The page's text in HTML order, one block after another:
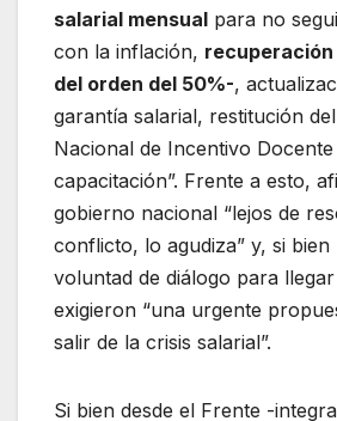
salarial mensual para no
con la inflación, recuperación
del orden del 50%-,
garantía salarial, restitución
Nacional de Incentivo
capacitación”. Frente a esto,
gobierno nacional “lejos de
conflicto, lo agudiza” y, si
voluntad de diálogo para
exigieron “una urgente
salir de la crisis salarial”.
Si bien desde el Frente -